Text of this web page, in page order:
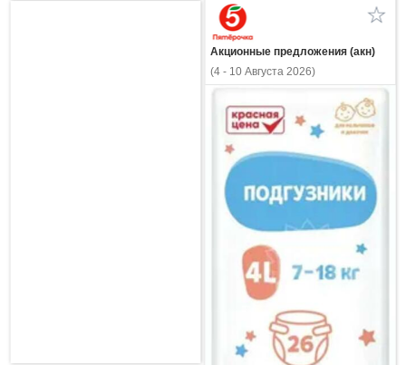
Акционные предложения (акн)
(4 - 10 Августа 2026)